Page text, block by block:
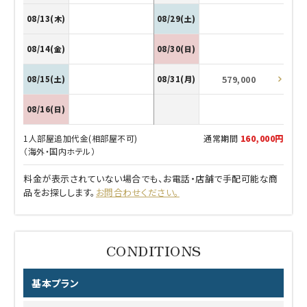
基本プラン
08/13(木)
08/14(金)
08/15(土)
08/16(日)
08/29(土)
08/30(日)
08/31(月) 579,000
1人部屋追加代金(相部屋不可)
（海外・国内ホテル）
通常期間 160,000円
料金が表示されていない場合でも、お電話・店舗で手配可能な商
品をお探しします。 お問合わせください。